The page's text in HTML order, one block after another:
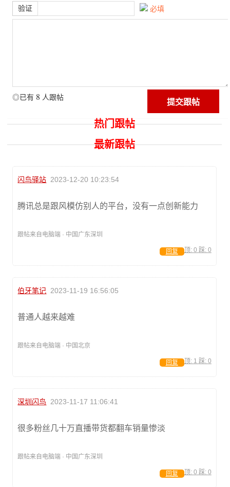
验证 必填
◎已有 8 人跟帖
热门跟帖
最新跟帖
闪鸟驿站 2023-12-20 10:23:54
腾讯总是跟风模仿别人的平台，没有一点创新能力
跟帖来自电脑端 · 中国广东深圳
顶: 0 踩: 0
回复
伯牙笔记 2023-11-19 16:56:05
普通人越来越难
跟帖来自电脑端 · 中国北京
顶: 1 踩: 0
回复
深圳闪鸟 2023-11-17 11:06:41
很多粉丝几十万直播带货都翻车销量惨淡
跟帖来自电脑端 · 中国广东深圳
顶: 0 踩: 0
回复